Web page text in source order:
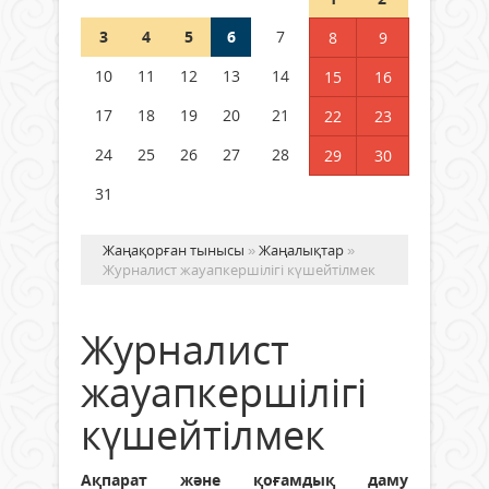
Қысқы демалыс 14 күн: 2026–
каникул кестесі бекітілді
04 тамыз 2026 ж.
3
4 5 6 7 8
9
10
11 12 13 14 15
16
17
18 19 20 21 22
23
24
25 26 27 28 29
30
31
Жаңақорған тынысы »Жаңалықтар »
Журналист жауапкершілігі күшейтілмек
Журналист
жауапкершілігі
күшейтілмек
Ақпарат және қоғамдық даму